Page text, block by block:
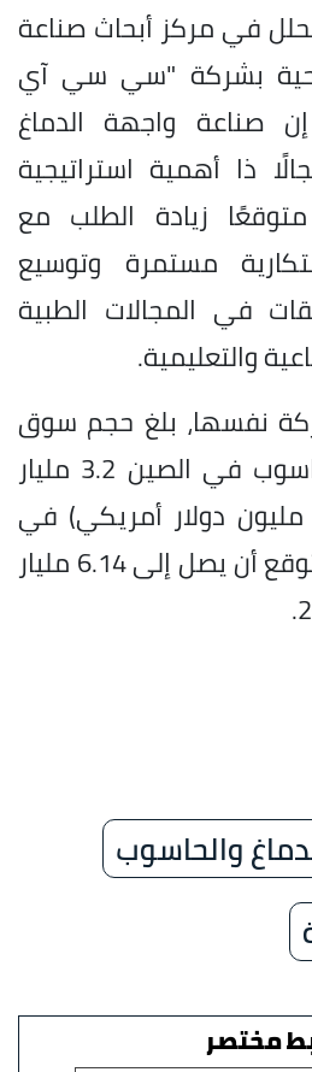
في مركز أبحاث صناعة
بشركة "سي سي آي
صناعة واجهة الدماغ
ذا أهمية استراتيجية
زيادة الطلب مع
مستمرة وتوسيع
في المجالات الطبية
والتعليمية.
نفسها، بلغ حجم سوق
واجهة الدماغ والحاسوب في الصين 3.2 مليار
يوان (حوالي 445.7 مليون دولار أمريكي) في
عام 2024، ومن المتوقع أن يصل إلى 6.14 مليار
والحاسوب
مختصر